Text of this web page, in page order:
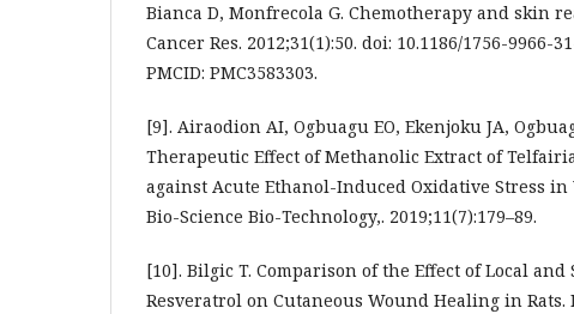
Bianca D, Monfrecola G. Chemotherapy and skin
Cancer Res. 2012;31(1):50. doi: 10.1186/1756-9966-
PMCID: PMC3583303.
[9]. Airaodion AI, Ogbuagu EO, Ekenjoku JA,
Therapeutic Effect of Methanolic Extract of
against Acute Ethanol-Induced Oxidative Stress in
Bio-Science Bio-Technology,. 2019;11(7):179–89.
[10]. Bilgic T. Comparison of the Effect of Local
Resveratrol on Cutaneous Wound Healing in Rats.